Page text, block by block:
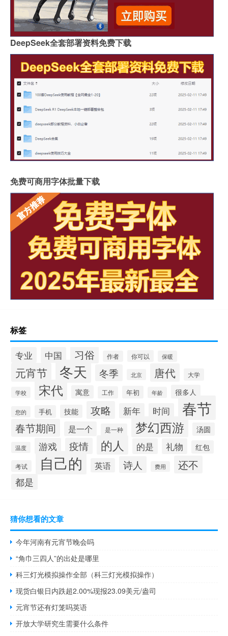
DeepSeek全套部署资料免费下载
免费可商用字体批量下载
标签
专业 中国 习俗 作者 你可以 保暖
元宵节 冬天 冬季 北京 唐代 大学
学校 宋代 寓意 工作 年初 年龄 很多人
您的 手机 技能 攻略 新年 时间 春节
春节期间 是一个 是一种 梦幻西游 汤圆
温度 游戏 疫情 的人 的是 礼物 红包
考试 自己的 英语 诗人 费用 还不
都是
猜你想看的文章
今年河南有元宵节晚会吗
“角巾三四人”的出处是哪里
科三灯光模拟操作全部（科三灯光模拟操作）
现货白银日内跌超2.00%现报23.09美元/盎司
元宵节还有灯笼吗英语
开放大学研究生需要什么条件